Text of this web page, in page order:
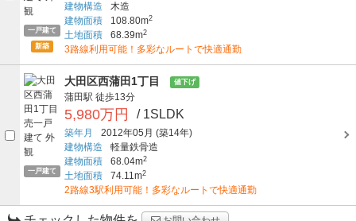
一戸建て
新築
建物構造
木造
建物面積
108.80m2
土地面積 68.39m2
3路線利用可能！多彩なルートで快適通勤
一戸建て
大田区西蒲田1丁目 値下げ
蒲田駅 徒歩13分
5,980万円 / 1SLDK
築年月 2012年05月 (築14年)
建物構造
軽量鉄骨造
建物面積
68.04m2
土地面積 74.11m2
2路線3駅利用可能！多彩なルートで快適通勤